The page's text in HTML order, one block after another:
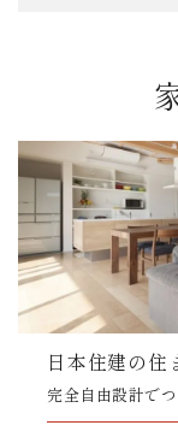
を抑えながら
性能とデザイ
た「設計の自
手の安心感と
両方を兼ね備
社があるから
も迅速に駆け
日本住建の住
完全自由設計で